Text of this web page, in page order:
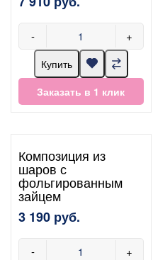
- +
Купить
Заказать в 1 клик
Композиция из
шаров с
фольгированным
зайцем
3 190 руб.
- +